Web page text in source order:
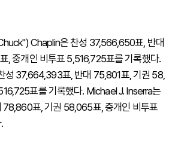
Chaplin은 찬성 37,566,650표, 반대
, 중개인 비투표 5,516,725표를 기록했다.
37,664,393표, 반대 75,801표, 기권 58,
표를 기록했다. Michael J. Inserra는
78,860표, 기권 58,065표, 중개인 비투표